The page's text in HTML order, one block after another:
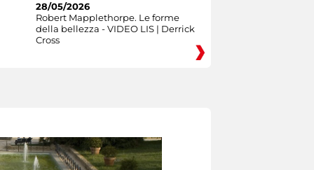
28/05/2026
Robert Mapplethorpe. Le forme
della bellezza - VIDEO LIS | Derrick
Cross